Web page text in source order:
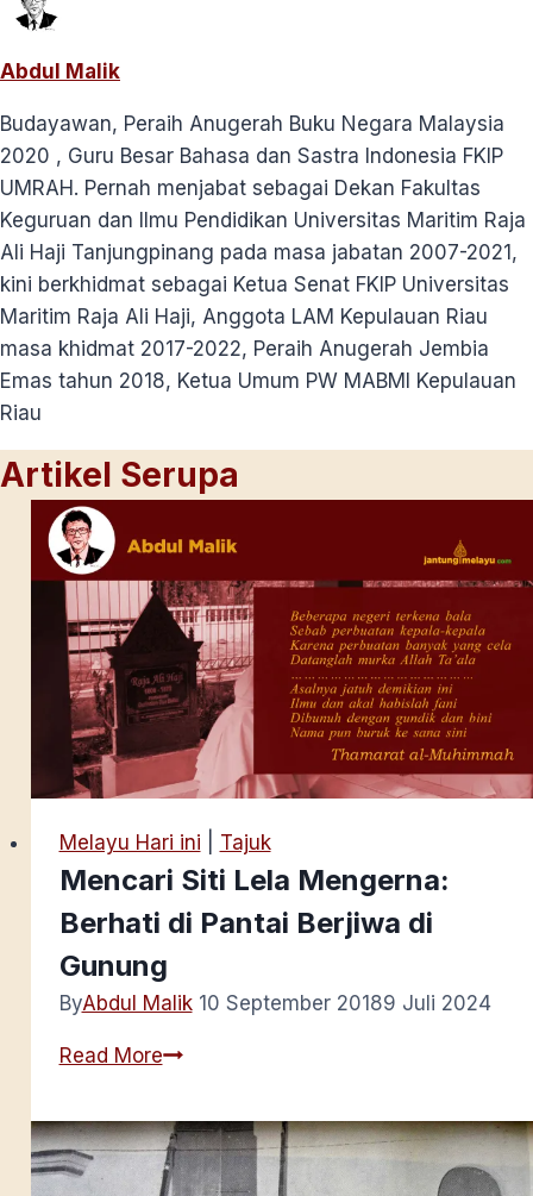
Abdul Malik
Budayawan, Peraih Anugerah Buku Negara Malaysia
2020 , Guru Besar Bahasa dan Sastra Indonesia FKIP
UMRAH. Pernah menjabat sebagai Dekan Fakultas
Keguruan dan Ilmu Pendidikan Universitas Maritim Raja
Ali Haji Tanjungpinang pada masa jabatan 2007-2021,
kini berkhidmat sebagai Ketua Senat FKIP Universitas
Maritim Raja Ali Haji, Anggota LAM Kepulauan Riau
masa khidmat 2017-2022, Peraih Anugerah Jembia
Emas tahun 2018, Ketua Umum PW MABMI Kepulauan
Riau
Artikel Serupa
Melayu Hari ini Tajuk
Mencari Siti Lela Mengerna:
Berhati di Pantai Berjiwa di
Gunung
ByAbdul Malik 10 September 20189 Juli 2024
Read MoreMencari
Lela
Mengerna:
Berhati